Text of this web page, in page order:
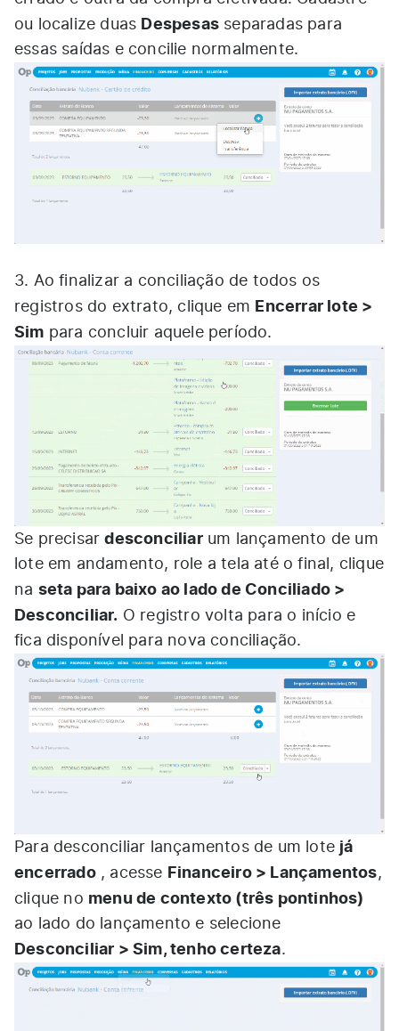
ou localize duas Despesas separadas para
essas saídas e concilie normalmente.
3. Ao finalizar a conciliação de todos os
registros do extrato, clique em Encerrar lote >
Sim para concluir aquele período.
Se precisardesconciliarum lançamento de um
lote em andamento, role a tela até o final, clique
na seta para baixo ao lado de Conciliado >
Desconciliar. O registro volta para o início e
fica disponível para nova conciliação.
Para desconciliar lançamentos de um lote já
encerrado, acesse Financeiro > Lançamentos,
clique no menu de contexto (três pontinhos)
ao lado do lançamento e selecione
Desconciliar > Sim, tenho certeza.